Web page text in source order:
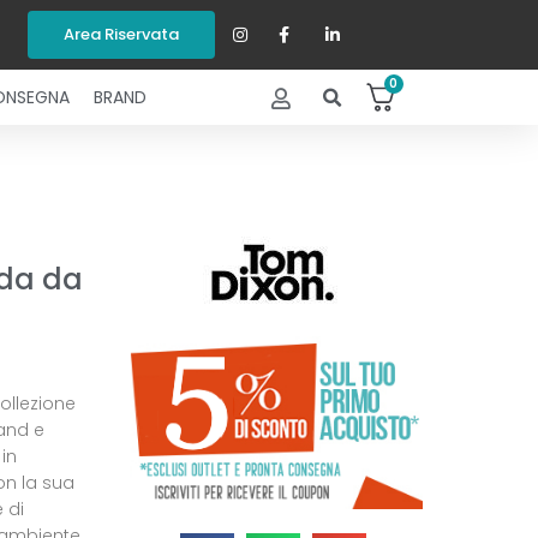
Area Riservata
BRAND
0
da
e
la sua
di